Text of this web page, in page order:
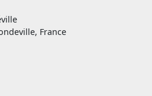
France